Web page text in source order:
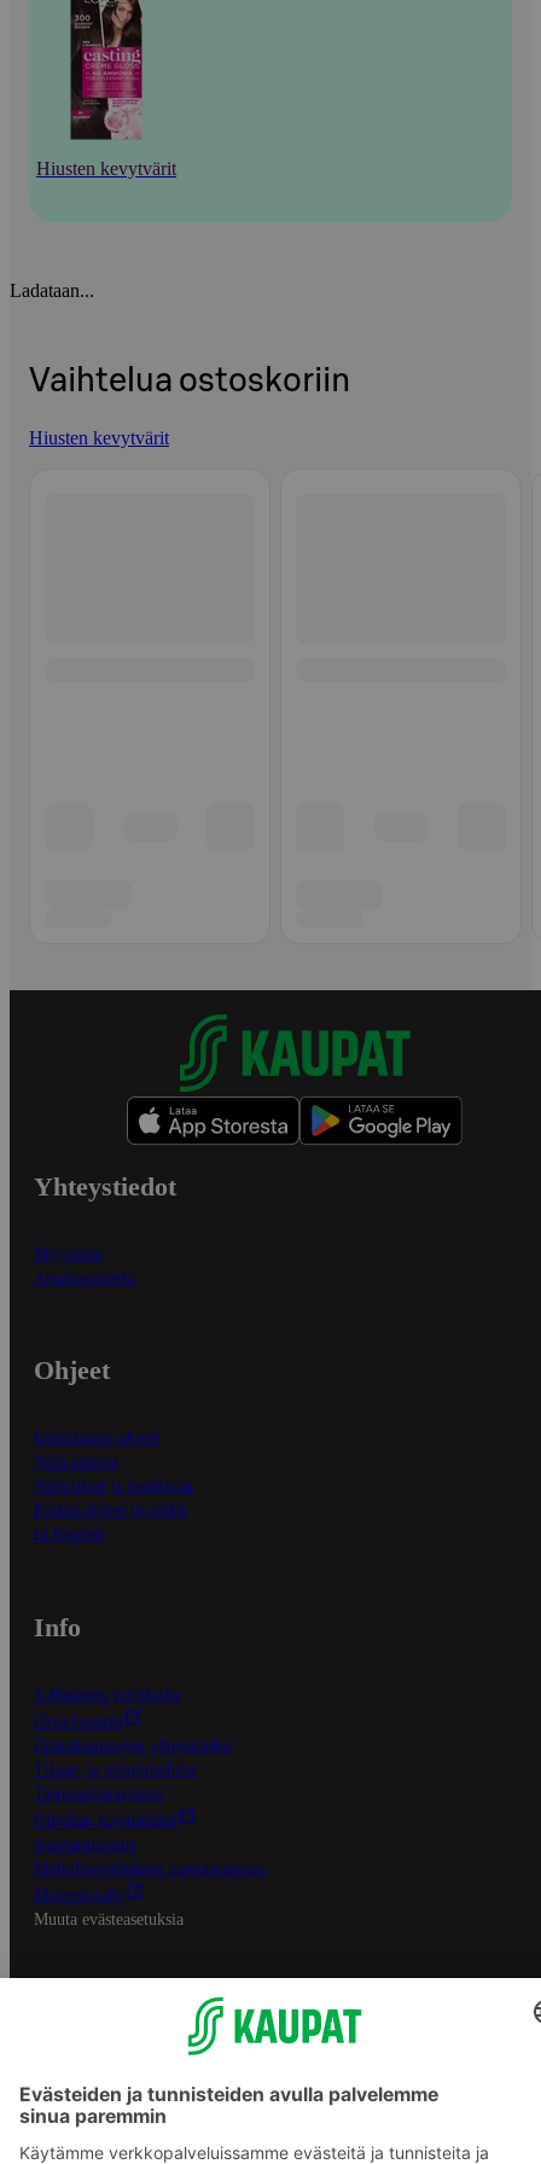
Hiusten kevytvärit
Ladataan...
Vaihtelua ostoskoriin
Hiusten kevytvärit
Yhteystiedot
Myymälät
Asiakaspalvelu
Ohjeet
Ensitilaajan ohjeet
Näin maksat
Näin tilaat ja muokkaat
Kaikki ohjeet ja vinkit
In English
Info
S-Business yrityksille
Oiva-raportit
Osuuskauppojen yhteystiedot
Tilaus- ja toimitusehdot
Tietosuojakäytäntö
Palvelun käyttöehdot
Saavutettavuus
Mobiilisovelluksen saavutettavuus
Mainostajalle
Muuta evästeasetuksia
S-ryhmän palvelut
Asiakasomistajuus